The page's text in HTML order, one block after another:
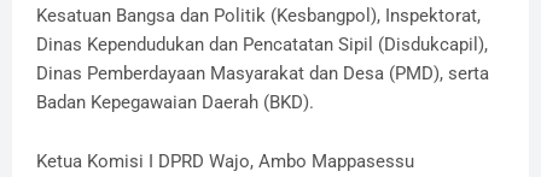
Kesatuan Bangsa dan Politik (Kesbangpol), Inspektorat,
Dinas Kependudukan dan Pencatatan Sipil (Disdukcapil),
Dinas Pemberdayaan Masyarakat dan Desa (PMD), serta
Badan Kepegawaian Daerah (BKD).
Ketua Komisi I DPRD Wajo, Ambo Mappasessu